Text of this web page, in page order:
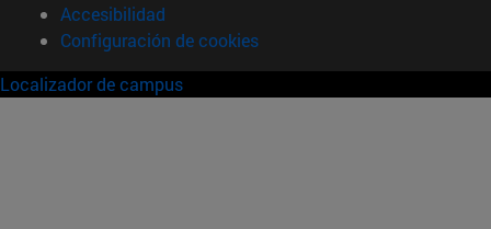
Accesibilidad
Configuración de cookies
Localizador de campus